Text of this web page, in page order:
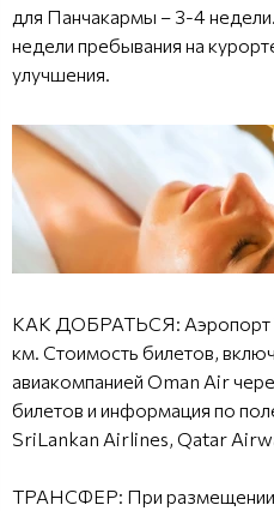
для Панчакармы – 3-4
недели пребывания на
улучшения.
КАК ДОБРАТЬСЯ: Аэропорт
км. Стоимость билетов,
авиакомпанией Oman Air
билетов и информация по
SriLankan Airlines, Qatar
ТРАНСФЕР: При размещении